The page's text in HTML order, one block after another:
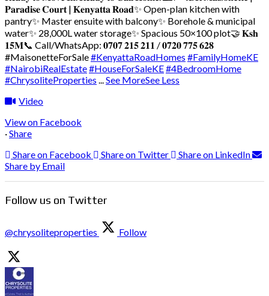
𝐏𝐚𝐫𝐚𝐝𝐢𝐬𝐞 𝐂𝐨𝐮𝐫𝐭 | 𝐊𝐞𝐧𝐲𝐚𝐭𝐭𝐚 𝐑𝐨𝐚𝐝✨ Open-plan kitchen with
pantry✨ Master ensuite with balcony✨ Borehole & municipal
water✨ 28,000L water storage✨ Spacious 50×100 plot🤝 𝐊𝐬𝐡
𝟏𝟓𝐌📞 Call/WhatsApp: 𝟎𝟕𝟎𝟕 𝟐𝟏𝟓 𝟐𝟏𝟏 / 𝟎𝟕𝟐𝟎 𝟕𝟕𝟓 𝟔𝟐𝟖
#MaisonetteForSale#KenyattaRoadHomes #FamilyHomeKE
#NairobiRealEstate#HouseForSaleKE#4BedroomHome
#ChrysoliteProperties ...See MoreSee Less
Video
View on Facebook
·Share
Share on Facebook
Share on Twitter
Share on LinkedIn
Share by Email
Follow us on Twitter
@chrysoliteproperties Follow